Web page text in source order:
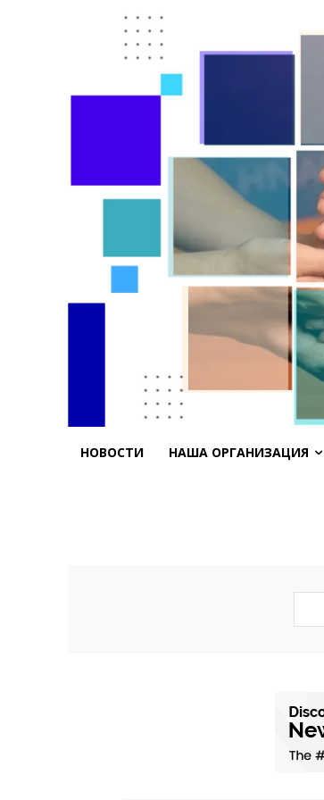
НОВОСТИ НАША ОРГАНИЗАЦИЯ